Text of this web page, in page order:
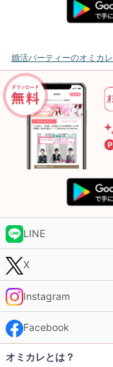
婚活パーティーのオミカレ
LINE
X
Instagram
Facebook
オミカレとは？